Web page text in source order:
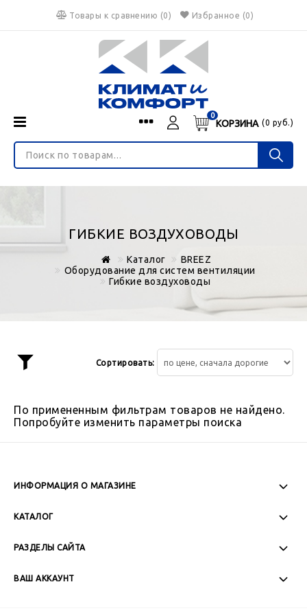
Товары к сравнению (0) Избранное (0)
Menu
Войти
€ $ руб.
КОРЗИНА
0
(0 руб.)
О нас
НЕ ЯВЛЯЕТСЯ ПУБЛИЧНОЙ ОФЕРТОЙ
Доставка и оплата
Блог
Контакты
ГИБКИЕ ВОЗДУХОВОДЫ
Каталог
BREEZ
Оборудование для систем вентиляции
Гибкие воздуховоды
Сортировать:
По примененным фильтрам товаров не найдено.
Попробуйте изменить параметры поиска
ИНФОРМАЦИЯ О МАГАЗИНЕ
Сб-Вс: Выходной
КАТАЛОГ
РАЗДЕЛЫ САЙТА
ВАШ АККАУНТ